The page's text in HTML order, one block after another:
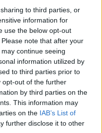
to third parties, or
information for
use the below opt-out
note that after your
continue seeing
information utilized by
to third parties prior to
opt-out of the further
by third parties on the
This information may
on the IAB’s List of
further disclose it to other
wydawać się nieśmiałe i
okazują się wesołe i
jest dla nich wolność;
ich zaufanie jest
snu są zazwyczaj